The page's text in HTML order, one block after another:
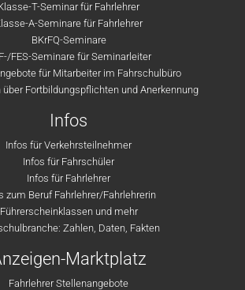
T-Seminar für Fahrlehrer
A-Seminare für Fahrlehrer
BKrFQ-Seminare
FES-Seminare für Seminarleiter
für Mitarbeiter im Fahrschulbüro
Fortbildungspflichten und Anerkennung
Infos
Infos für Verkehrsteilnehmer
Infos für Fahrschüler
Infos für Fahrlehrer
zum Beruf Fahrlehrer/Fahrlehrerin
Führerscheinklassen und mehr
Zahlen, Daten, Fakten
Marktplatz
Fahrlehrer Stellenangebote